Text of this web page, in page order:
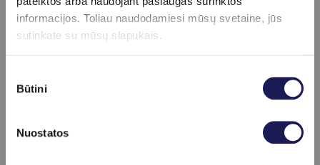
informacijos. Toliau naudodamiesi mūsų svetaine, jūs
sutinkate su mūsų slapukais.
pasirinkimas
Būtini
Nuostatos
Chlamydia pneumoniae IgG 17 €
Chlamydia pneumoniae IgM
Citomegalo viruso (CMV) DNR kiekybinis nustatymas
CMV (Citomegalo viruso) IgM